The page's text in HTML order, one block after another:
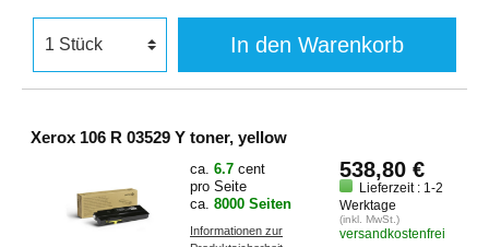
In den Warenkorb
Xerox 106 R 03529 Y toner, yellow
ca. 6.7 cent
pro Seite
ca. 8000 Seiten
Informationen zur
538,80 €
Lieferzeit : 1-2
Werktage
(inkl. MwSt.)
versandkostenfrei